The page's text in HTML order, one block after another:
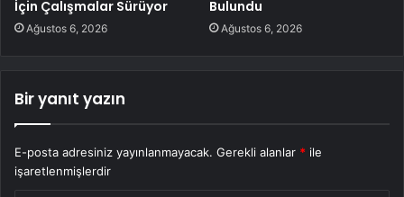
İçin Çalışmalar Sürüyor
Ağustos 6, 2026
Bulundu
Ağustos 6, 2026
Bir yanıt yazın
E-posta adresiniz yayınlanmayacak. Gerekli alanlar * ile
işaretlenmişlerdir